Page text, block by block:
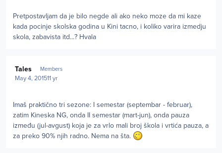
Pretpostavljam da je bilo negde ali ako neko moze da mi kaze
kada pocinje skolska godina u Kini tacno, i koliko varira izmedju
skola, zabavista itd...? Hvala
Tales Members
May 4, 201511 yr
Imaš praktično tri sezone: I semestar (septembar - februar),
zatim Kineska NG, onda II semestar (mart-jun), onda pauza
između (jul-avgust) koja je za vrlo mali broj škola i vrtića pauza, a
za preko 90% njih radno. Nema na šta.